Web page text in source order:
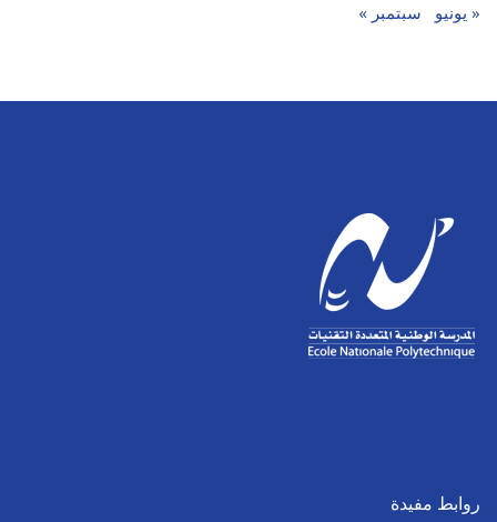
« يونيو سبتمبر »
روابط مفيدة